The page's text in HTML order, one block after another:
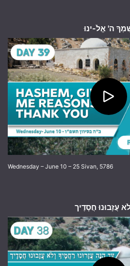
ה' אֱלֹ-ינוּ
Wednesday – June 10 – 25 Sivan, 5786
עֲזָבוּנוּ חֲסָדֶיך